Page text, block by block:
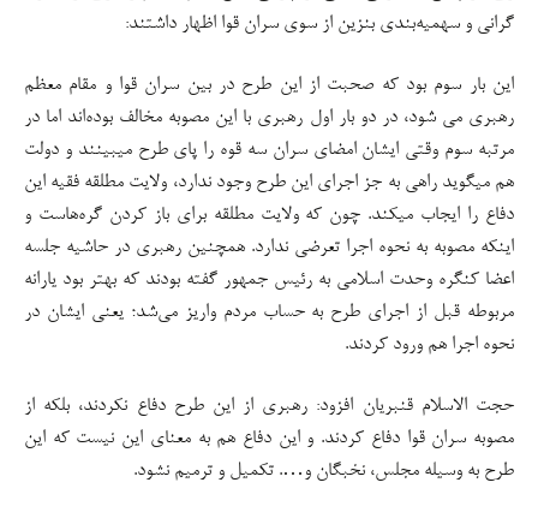
گرانی و سهمیه‌بندی بنزین از سوی سران قوا اظهار داشتند:
این بار سوم بود که صحبت از این طرح در بین سران قوا و مقام معظم
رهبری می شود، در دو بار اول رهبری با این مصوبه مخالف بوده‌اند اما در
مرتبه سوم وقتی ایشان امضای سران سه قوه را پای طرح میبینند و دولت
هم میگوید راهی به جز اجرای این طرح وجود ندارد، ولایت مطلقه فقیه این
دفاع را ایجاب میکند. چون که ولایت مطلقه برای باز کردن گره‌هاست و
اینکه مصوبه به نحوه اجرا تعرضی ندارد. همچنین رهبری در حاشیه جلسه
اعضا کنگره وحدت اسلامی به رئیس جمهور گفته بودند که بهتر بود یارانه
مربوطه قبل از اجرای طرح به حساب مردم واریز می‌شد؛ یعنی ایشان در
نحوه اجرا هم ورود کردند.
حجت الاسلام قنبریان افزود: رهبری از این طرح دفاع نکردند، بلکه از
مصوبه سران قوا دفاع کردند. و این دفاع هم به معنای این نیست که این
طرح به وسیله مجلس، نخبگان و…. تکمیل و ترمیم نشود.